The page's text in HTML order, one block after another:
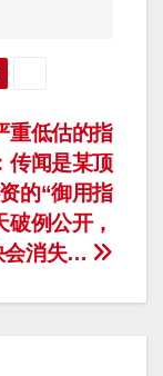
重低估的指
传闻是某顶
的“御用指
破例公开，
会消失…